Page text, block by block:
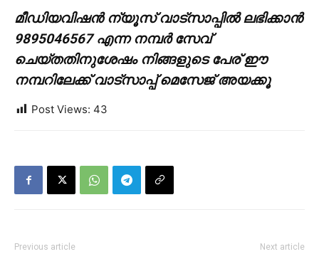
മീഡിയവിഷൻ ന്യൂസ് വാട്സാപ്പില്‍ ലഭിക്കാന്‍
9895046567 എന്ന നമ്പര്‍ സേവ്
ചെയ്തതിനുശേഷം നിങ്ങളുടെ പേര് ഈ
നമ്പറിലേക്ക് വാട്സാപ്പ് മെസേജ് അയക്കൂ
Post Views: 43
Previous article Next article